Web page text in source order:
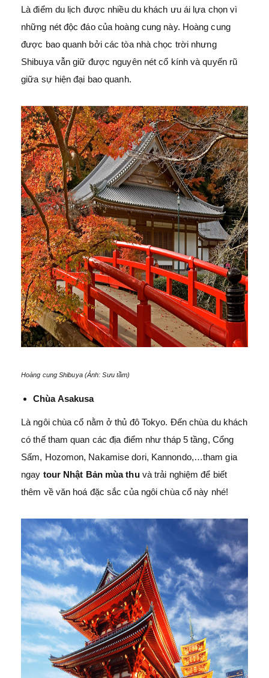
Là điểm du lịch được nhiều du khách ưu ái lựa chọn vì
những nét độc đáo của hoàng cung này. Hoàng cung
được bao quanh bởi các tòa nhà chọc trời nhưng
Shibuya vẫn giữ được nguyên nét cổ kính và quyến rũ
giữa sự hiện đại bao quanh.
Hoàng cung Shibuya (Ảnh: Sưu tầm)
Chùa Asakusa
Là ngôi chùa cổ nằm ở thủ đô Tokyo. Đến chùa du khách
có thế tham quan các địa điểm như tháp 5 tầng, Cổng
Sấm, Hozomon, Nakamise dori, Kannondo,…tham gia
ngay tour Nhật Bản mùa thu và trải nghiệm để biết
thêm về văn hoá đặc sắc của ngôi chùa cổ này nhé!